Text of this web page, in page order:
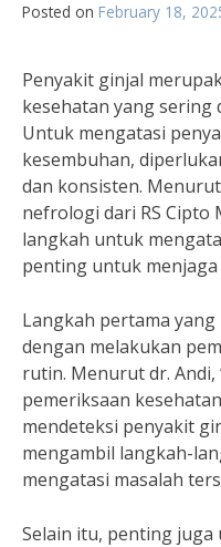
Posted on February 18,
Penyakit ginjal
kesehatan yang sering
Untuk mengatasi
kesembuhan,
dan konsisten.
nefrologi dari RS
langkah untuk
penting untuk
Langkah pertama
dengan melakukan
rutin. Menurut dr. Andi,
pemeriksaan
mendeteksi penyakit
mengambil langkah-
mengatasi masalah
Selain itu, penting